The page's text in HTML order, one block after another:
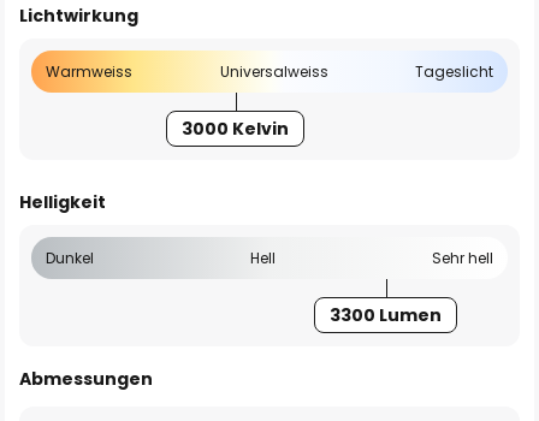
Lichtwirkung
Warmweiss Universalweiss Tageslicht
3000 Kelvin
Helligkeit
Dunkel Hell Sehr hell
3300 Lumen
Abmessungen